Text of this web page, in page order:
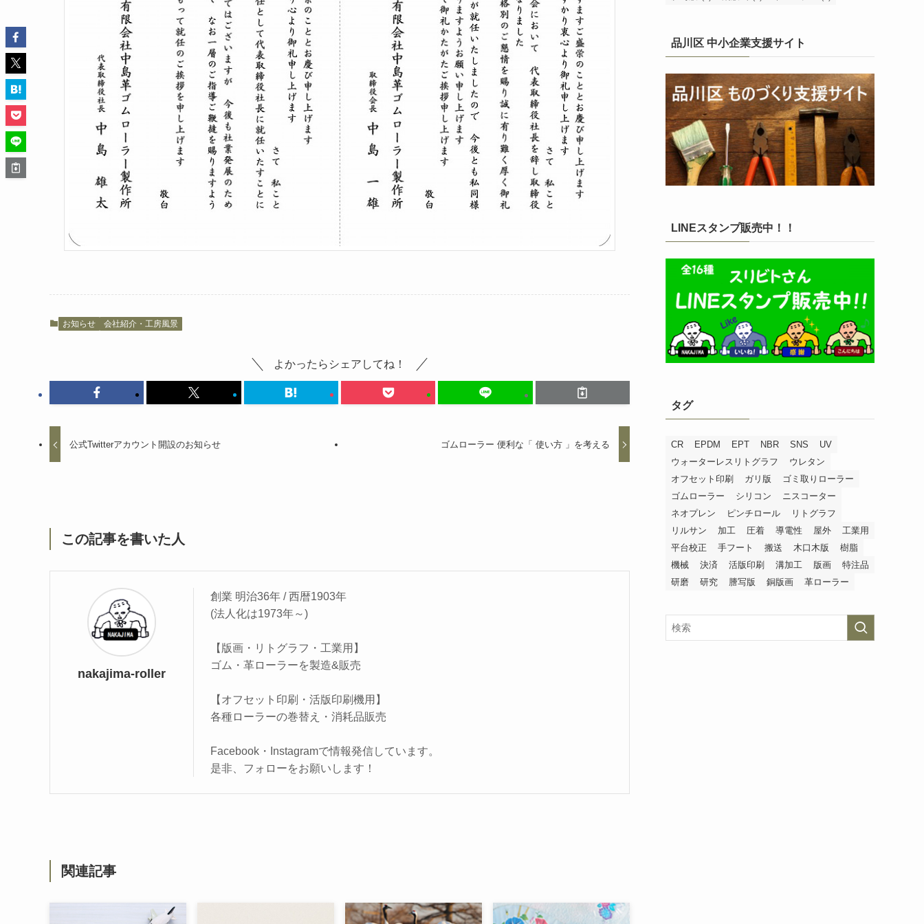
お知らせ 会社紹介・工房風景
よかったらシェアしてね！
公式Twitterアカウント開設のお知らせ ゴムローラー 便利な「 使い方 」を考える
この記事を書いた人
nakajima-roller
創業 明治36年 / 西暦1903年
(法人化は1973年～)
【版画・リトグラフ・工業用】
ゴム・革ローラーを製造&販売
【オフセット印刷・活版印刷機用】
各種ローラーの巻替え・消耗品販売
Facebook・Instagramで情報発信しています。
是非、フォローをお願いします！
関連記事
品川区 中小企業支援サイト
LINEスタンプ販売中！！
タグ
CR EPDM EPT NBR SNS
UV
ウォーターレスリトグラフ
ウレタン
オフセット印刷
ガリ版
ゴミ取りローラー
ゴムローラー
シリコン
ニスコーター
ネオプレン
ピンチロール
リトグラフ
リルサン
加工 圧着 導電性 屋外
工業用
平台校正
手フート 搬送 木口木版
樹脂
機械
決済 活版印刷 溝加工 版画
特注品
研磨
研究 謄写版 銅版画 革ローラー